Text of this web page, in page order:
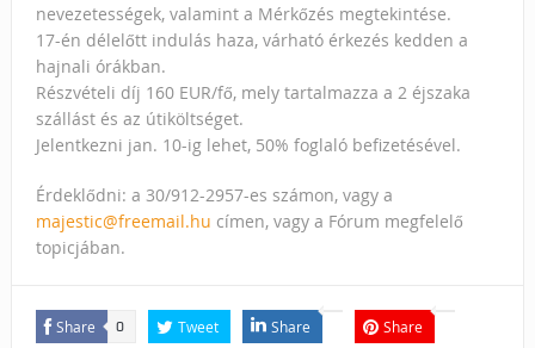
nevezetességek, valamint a Mérkőzés megtekintése.
17-én délelőtt indulás haza, várható érkezés kedden a
hajnali órákban.
Részvételi díj 160 EUR/fő, mely tartalmazza a 2 éjszaka
szállást és az útiköltséget.
Jelentkezni jan. 10-ig lehet, 50% foglaló befizetésével.
Érdeklődni: a 30/912-2957-es számon, vagy a
majestic@freemail.hu címen, vagy a Fórum megfelelő
topicjában.
Share 0 Tweet Share Share